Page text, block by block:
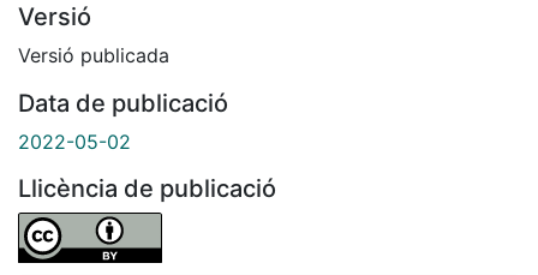
Versió
Versió publicada
Data de publicació
2022-05-02
Llicència de publicació